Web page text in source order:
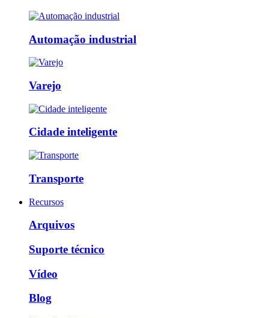
Automação industrial
Varejo
Cidade inteligente
Transporte
Recursos
Arquivos
Suporte técnico
Vídeo
Blog